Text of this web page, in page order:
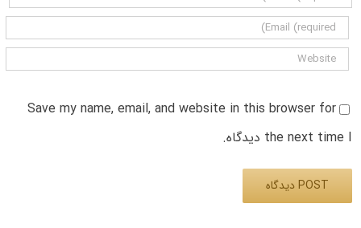
Save my name, email, and website in this browser for
the next time I دیدگاه.